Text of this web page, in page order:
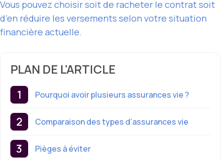
Vous pouvez choisir soit de racheter le contrat soit
d’en réduire les versements selon votre situation
financière actuelle.
PLAN DE L'ARTICLE
Pourquoi avoir plusieurs assurances vie ?
Comparaison des types d’assurances vie
Pièges à éviter